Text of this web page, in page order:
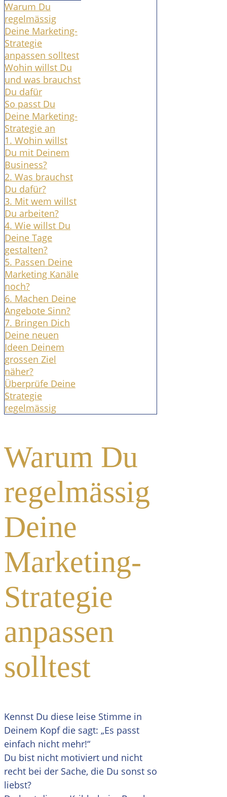
Warum Du
regelmässig
Deine Marketing-
Strategie
anpassen solltest
Wohin willst Du
und was brauchst
Du dafür
So passt Du
Deine Marketing-
Strategie an
1. Wohin willst
Du mit Deinem
Business?
2. Was brauchst
Du dafür?
3. Mit wem willst
Du arbeiten?
4. Wie willst Du
Deine Tage
gestalten?
5. Passen Deine
Marketing Kanäle
noch?
6. Machen Deine
Angebote Sinn?
7. Bringen Dich
Deine neuen
Ideen Deinem
grossen Ziel
näher?
Überprüfe Deine
Strategie
regelmässig
Warum Du
regelmässig
Deine
Marketing-
Strategie
anpassen
solltest
Kennst Du diese leise Stimme in
Deinem Kopf die sagt: „Es passt
einfach nicht mehr!“
Du bist nicht motiviert und nicht
recht bei der Sache, die Du sonst so
liebst?